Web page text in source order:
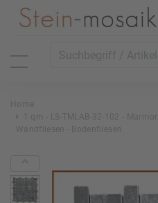
Home
1 qm - LS-TMLAB-32-102 -
Wandfliesen - Bodenfliesen